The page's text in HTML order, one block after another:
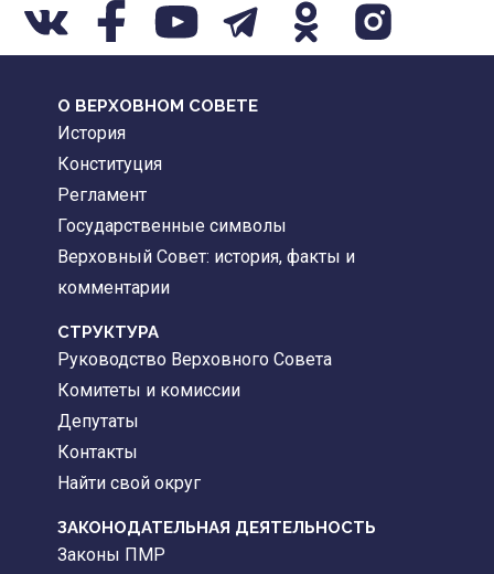
О ВЕРХОВНОМ СОВЕТЕ
История
Конституция
Регламент
Государственные символы
Верховный Совет: история, факты и
комментарии
CТРУКТУРА
Руководство Верховного Совета
Комитеты и комиссии
Депутаты
Контакты
Найти свой округ
ЗАКОНОДАТЕЛЬНАЯ ДЕЯТЕЛЬНОСТЬ
Законы ПМР